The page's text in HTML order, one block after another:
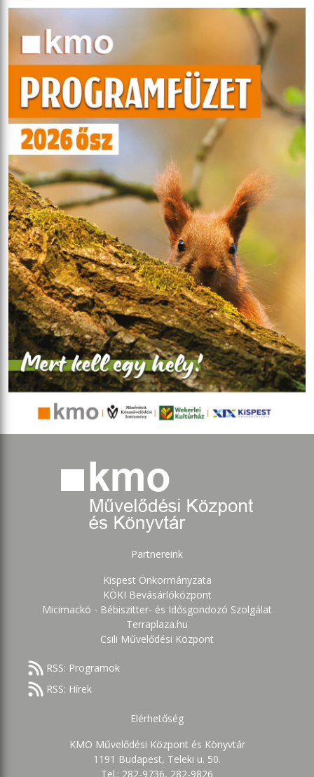
Partnereink
Kispest Önkormányzata
KÖKI Bevásárlóközpont
Micimackó - Bébiszitter- és Idősgondozó Szolgálat
Terraplaza.hu
Csili Művelődési Központ
RSS: Programok
RSS: Hírek
Elérhetőség
KMO Művelődési Központ és Könyvtár
1191 Budapest, Teleki u. 50.
Tel.: 282-9736, 282-9826